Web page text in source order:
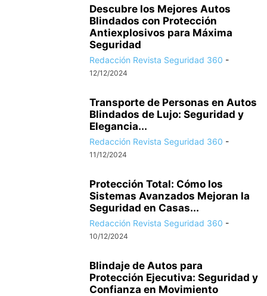
Descubre los Mejores Autos
Blindados con Protección
Antiexplosivos para Máxima
Seguridad
Redacción Revista Seguridad 360 -
12/12/2024
Transporte de Personas en Autos
Blindados de Lujo: Seguridad y
Elegancia...
Redacción Revista Seguridad 360 -
11/12/2024
Protección Total: Cómo los
Sistemas Avanzados Mejoran la
Seguridad en Casas...
Redacción Revista Seguridad 360 -
10/12/2024
Blindaje de Autos para
Protección Ejecutiva: Seguridad y
Confianza en Movimiento